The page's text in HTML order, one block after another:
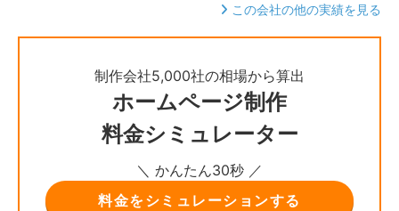
この会社の他の実績を見る
制作会社5,000社の相場から算出
ホームページ制作
料金シミュレーター
＼ かんたん30秒 ／
料金をシミュレーションする